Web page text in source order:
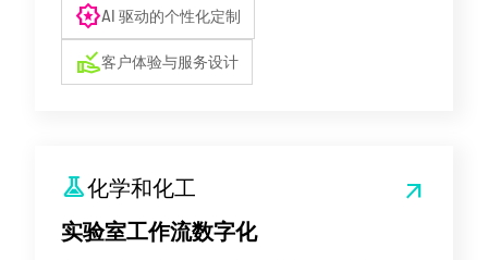
award_starAI 驱动的个性化定制
approval_delegation客户体验与服务设计
experiment化学和化工 arrow_outward
实验室工作流数字化